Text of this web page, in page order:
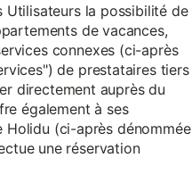
Utilisateurs la possibilité de
de vacances,
connexes (ci-après
de prestataires tiers
directement auprès du
également à ses
Holidu (ci-après dénommée
une réservation